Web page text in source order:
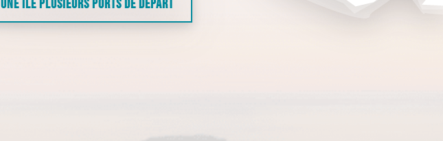
UNE ÎLE PLUSIEURS PORTS DE DÉPART